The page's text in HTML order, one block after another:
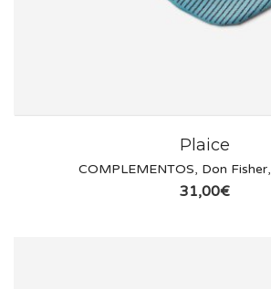
Plaice
COMPLEMENTOS, Don Fisher,
31,00€